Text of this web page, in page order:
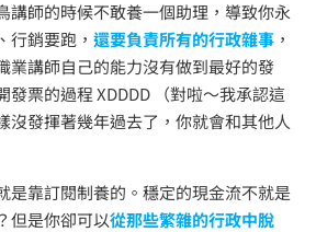
講師的時候不敢養一個助理，導致你永
行銷要跑， 還要負責所有的行政雜事 ，
業講師自己的能力沒有做到最好的發
發票的過程 XDDDD （對啦～我承認這
沒發揮著幾年過去了，你就會和其他人
是靠訂閱制養的。穩定的現金流不就是
但是你卻可以從那些繁雜的行政中脫